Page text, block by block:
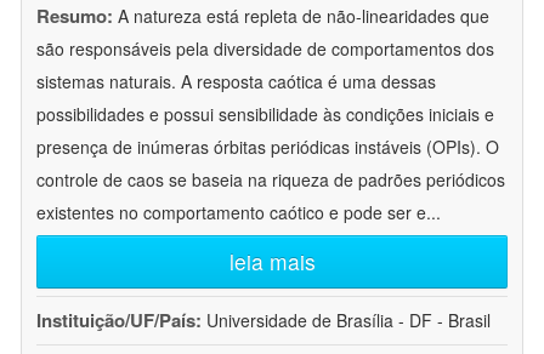
Resumo: A natureza está repleta de não-linearidades que
são responsáveis pela diversidade de comportamentos dos
sistemas naturais. A resposta caótica é uma dessas
possibilidades e possui sensibilidade às condições iniciais e
presença de inúmeras órbitas periódicas instáveis (OPIs). O
controle de caos se baseia na riqueza de padrões periódicos
existentes no comportamento caótico e pode ser e...
leia mais
Instituição/UF/País: Universidade de Brasília - DF - Brasil